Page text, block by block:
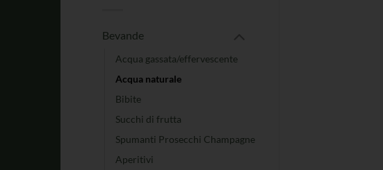
Bevande
Acqua gassata/effervescente
Acqua naturale
Bibite
Succhi di frutta
Spumanti Prosecchi Champagne
Aperitivi